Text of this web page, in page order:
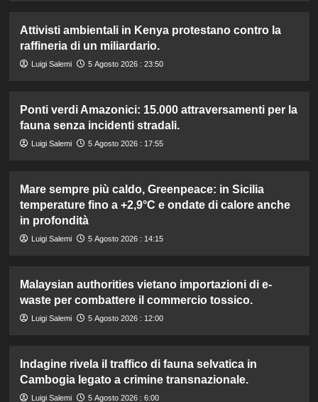
Attivisti ambientali in Kenya protestano contro la
raffineria di un miliardario.
Luigi Salemi 5 Agosto 2026 : 23:50
Ponti verdi Amazonici: 15.000 attraversamenti per la
fauna senza incidenti stradali.
Luigi Salemi 5 Agosto 2026 : 17:55
Mare sempre più caldo, Greenpeace: in Sicilia
temperature fino a +2,9°C e ondate di calore anche
in profondità
Luigi Salemi 5 Agosto 2026 : 14:15
Malaysian authorities vietano importazioni di e-
waste per combattere il commercio tossico.
Luigi Salemi 5 Agosto 2026 : 12:00
Indagine rivela il traffico di fauna selvatica in
Cambogia legato a crimine transnazionale.
Luigi Salemi 5 Agosto 2026 : 6:00